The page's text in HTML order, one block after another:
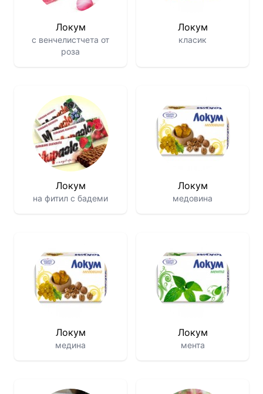
Локум
с венчелистчета от
роза
Локум
класик
Локум
на фитил с бадеми
Локум
медовина
Локум
медина
Локум
мента